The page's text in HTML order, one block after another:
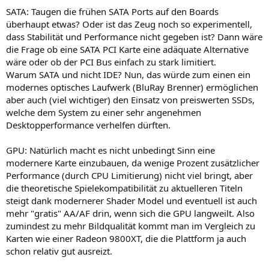
SATA: Taugen die frühen SATA Ports auf den Boards
überhaupt etwas? Oder ist das Zeug noch so experimentell,
dass Stabilität und Performance nicht gegeben ist? Dann wäre
die Frage ob eine SATA PCI Karte eine adäquate Alternative
wäre oder ob der PCI Bus einfach zu stark limitiert.
Warum SATA und nicht IDE? Nun, das würde zum einen ein
modernes optisches Laufwerk (BluRay Brenner) ermöglichen
aber auch (viel wichtiger) den Einsatz von preiswerten SSDs,
welche dem System zu einer sehr angenehmen
Desktopperformance verhelfen dürften.
GPU: Natürlich macht es nicht unbedingt Sinn eine
modernere Karte einzubauen, da wenige Prozent zusätzlicher
Performance (durch CPU Limitierung) nicht viel bringt, aber
die theoretische Spielekompatibilität zu aktuelleren Titeln
steigt dank modernerer Shader Model und eventuell ist auch
mehr "gratis" AA/AF drin, wenn sich die GPU langweilt. Also
zumindest zu mehr Bildqualität kommt man im Vergleich zu
Karten wie einer Radeon 9800XT, die die Plattform ja auch
schon relativ gut ausreizt.